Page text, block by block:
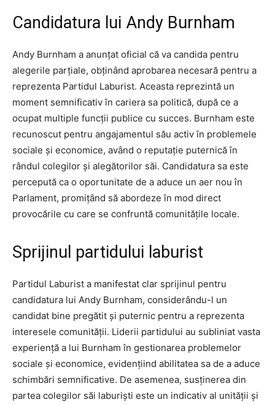
Candidatura lui Andy Burnham
Andy Burnham a anunțat oficial că va candida pentru
alegerile parțiale, obținând aprobarea necesară pentru a
reprezenta Partidul Laburist. Aceasta reprezintă un
moment semnificativ în cariera sa politică, după ce a
ocupat multiple funcții publice cu succes. Burnham este
recunoscut pentru angajamentul său activ în problemele
sociale și economice, având o reputație puternică în
rândul colegilor și alegătorilor săi. Candidatura sa este
percepută ca o oportunitate de a aduce un aer nou în
Parlament, promițând să abordeze în mod direct
provocările cu care se confruntă comunitățile locale.
Sprijinul partidului laburist
Partidul Laburist a manifestat clar sprijinul pentru
candidatura lui Andy Burnham, considerându-l un
candidat bine pregătit și puternic pentru a reprezenta
interesele comunității. Liderii partidului au subliniat vasta
experiență a lui Burnham în gestionarea problemelor
sociale și economice, evidențiind abilitatea sa de a aduce
schimbări semnificative. De asemenea, susținerea din
partea colegilor săi laburiști este un indicativ al unității și